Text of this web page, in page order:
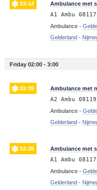
03:14 Ambulance met
A1 Ambu
Ambulance -
Gelderland-
Friday 02:00 - 3:00
02:39 Ambulance met
A2 Ambu
Ambulance -
Gelderland-
02:28 Ambulance met
A1 Ambu
Ambulance -
Gelderland-